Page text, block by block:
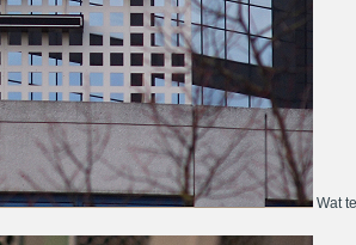
Wat